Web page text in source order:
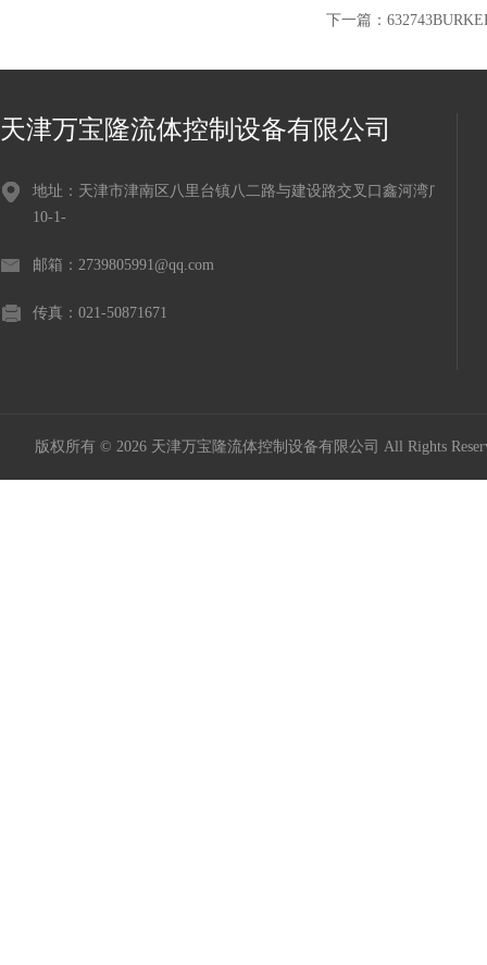
下一篇：
天津万宝隆流体控制设备有限公司
地址：天津市津南区八里台镇八二路与建设路交叉口鑫河湾广场
10-1-
邮箱：2739805991@qq.com
传真：021-50871671
版权所有 © 2026 天津万宝隆流体控制设备有限公司 All Rights